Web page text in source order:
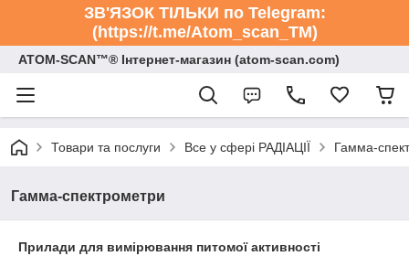
ЗВ'ЯЗОК ТІЛЬКИ по Telegram:
(https://t.me/Atom_scan_TM)
ATOM-SCAN™® Інтернет-магазин (atom-scan.com)
Товари та послуги Все у сфері РАДІАЦІЇ Гамма-
Гамма-спектрометри
Прилади для вимірювання питомої активності